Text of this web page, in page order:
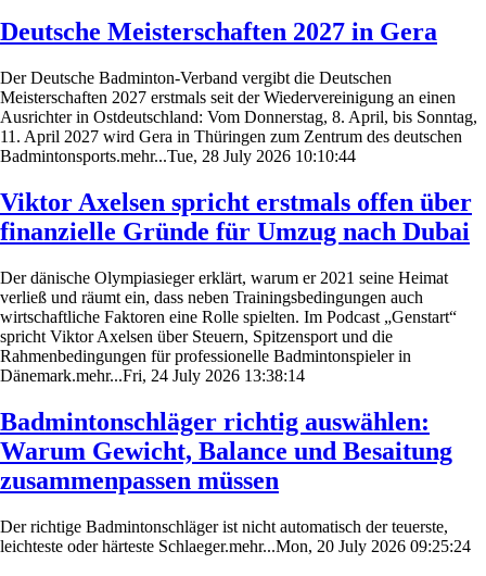
Deutsche Meisterschaften 2027 in Gera
Der Deutsche Badminton-Verband vergibt die Deutschen
Meisterschaften 2027 erstmals seit der Wiedervereinigung an einen
Ausrichter in Ostdeutschland: Vom Donnerstag, 8. April, bis Sonntag,
11. April 2027 wird Gera in Thüringen zum Zentrum des deutschen
Badmintonsports.mehr...Tue, 28 July 2026 10:10:44
Viktor Axelsen spricht erstmals offen über
finanzielle Gründe für Umzug nach Dubai
Der dänische Olympiasieger erklärt, warum er 2021 seine Heimat
verließ und räumt ein, dass neben Trainingsbedingungen auch
wirtschaftliche Faktoren eine Rolle spielten. Im Podcast „Genstart“
spricht Viktor Axelsen über Steuern, Spitzensport und die
Rahmenbedingungen für professionelle Badmintonspieler in
Dänemark.mehr...Fri, 24 July 2026 13:38:14
Badmintonschläger richtig auswählen:
Warum Gewicht, Balance und Besaitung
zusammenpassen müssen
Der richtige Badmintonschläger ist nicht automatisch der teuerste,
leichteste oder härteste Schlaeger.mehr...Mon, 20 July 2026 09:25:24